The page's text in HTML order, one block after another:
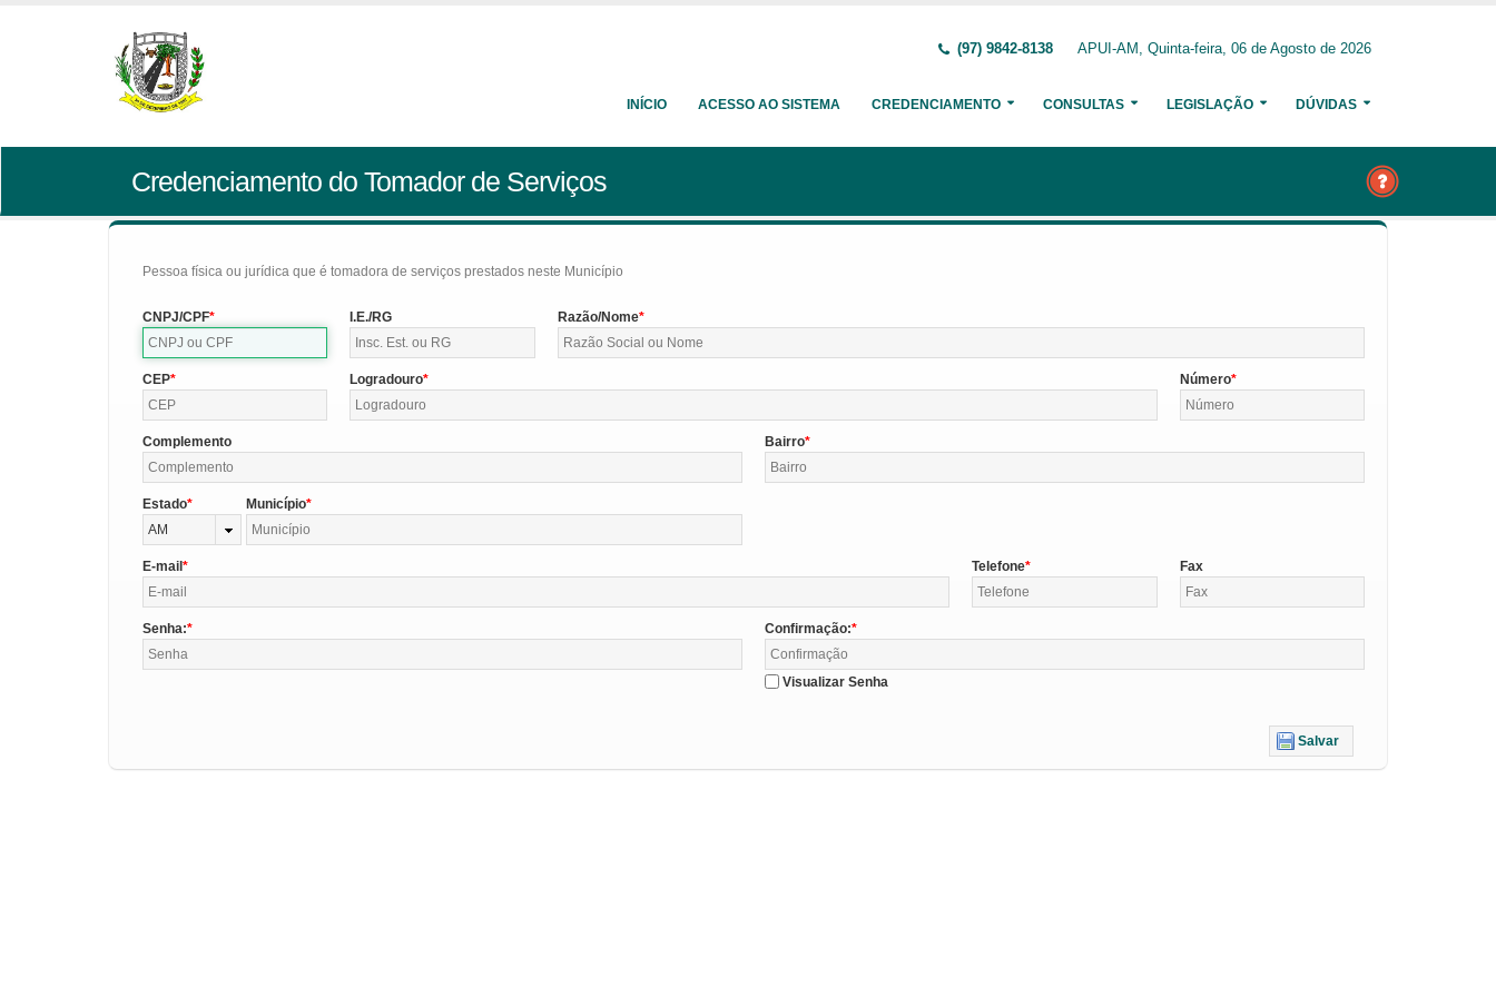
(97) 9842-8138 APUI-AM, Quinta-feira, 06 de Agosto de 2026
INÍCIO ACESSO AO SISTEMA CREDENCIAMENTO CONSULTAS LEGISLAÇÃO DÚVIDAS
Credenciamento do Tomador de Serviços
Pessoa física ou jurídica que é tomadora de serviços prestados neste Município
CNPJ/CPF I.E./RG Razão/Nome
CEP Logradouro Número
Complemento Bairro
Estado
AM
Município
E-mail Telefone Fax
Senha: Confirmação:
Visualizar Senha
Salvar